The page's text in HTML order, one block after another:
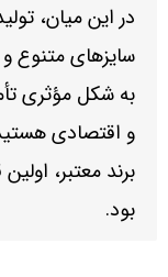
در این میان،
سایزهای متنوع و
به شکل مؤثری
و اقتصادی
برند معتبر،
بود.